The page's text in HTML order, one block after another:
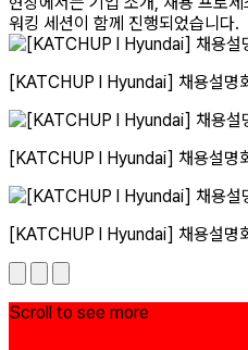
워킹 세션이 함께 진행되었습니다.
[KATCHUP l Hyundai] 채용설명
[KATCHUP l Hyundai] 채용설명
[KATCHUP l Hyundai] 채용설명
Scroll to see more